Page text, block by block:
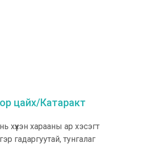
хүүхэн харааны ар хэсэгт
гадаргуутай, тунгалаг
цайх/Катаракт